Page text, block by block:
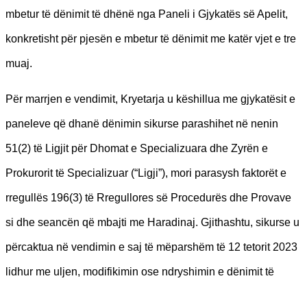
mbetur të dënimit të dhënë nga Paneli i Gjykatës së Apelit,
konkretisht për pjesën e mbetur të dënimit me katër vjet e tre
muaj.
Për marrjen e vendimit, Kryetarja u këshillua me gjykatësit e
paneleve që dhanë dënimin sikurse parashihet në nenin
51(2) të Ligjit për Dhomat e Specializuara dhe Zyrën e
Prokurorit të Specializuar (“Ligji”), mori parasysh faktorët e
rregullës 196(3) të Rregullores së Procedurës dhe Provave
si dhe seancën që mbajti me Haradinaj. Gjithashtu, sikurse u
përcaktua në vendimin e saj të mëparshëm të 12 tetorit 2023
lidhur me uljen, modifikimin ose ndryshimin e dënimit të